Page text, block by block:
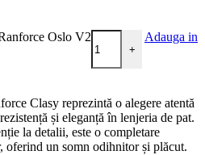
Oslo V2
+
Adauga in
Clasy reprezintă o alegere atentă
și eleganță în lenjeria de pat.
la detalii, este o completare
oferind un somn odihnitor și plăcut.